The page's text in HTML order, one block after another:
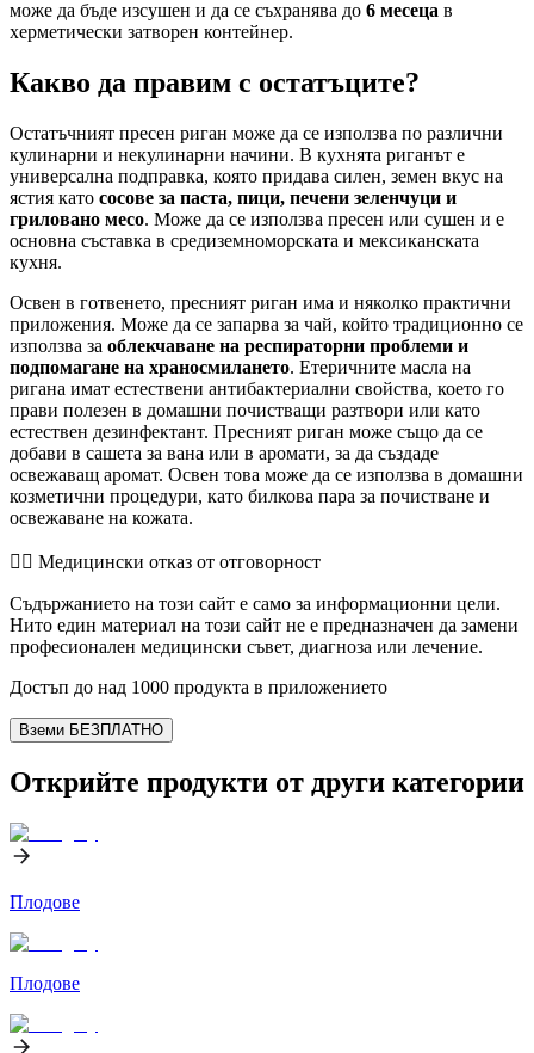
може да бъде изсушен и да се съхранява до 6 месеца в
херметически затворен контейнер.
Какво да правим с остатъците?
Остатъчният пресен риган може да се използва по различни
кулинарни и некулинарни начини. В кухнята риганът е
универсална подправка, която придава силен, земен вкус на
ястия като сосове за паста, пици, печени зеленчуци и
гриловано месо. Може да се използва пресен или сушен и е
основна съставка в средиземноморската и мексиканската
кухня.
Освен в готвенето, пресният риган има и няколко практични
приложения. Може да се запарва за чай, който традиционно се
използва за облекчаване на респираторни проблеми и
подпомагане на храносмилането. Етеричните масла на
ригана имат естествени антибактериални свойства, което го
прави полезен в домашни почистващи разтвори или като
естествен дезинфектант. Пресният риган може също да се
добави в сашета за вана или в аромати, за да създаде
освежаващ аромат. Освен това може да се използва в домашни
козметични процедури, като билкова пара за почистване и
освежаване на кожата.
👨‍⚕️️ Медицински отказ от отговорност
Съдържанието на този сайт е само за информационни цели.
Нито един материал на този сайт не е предназначен да замени
професионален медицински съвет, диагноза или лечение.
Достъп до над 1000 продукта в приложението
Вземи БЕЗПЛАТНО
Открийте продукти от други категории
Плодове
Плодове